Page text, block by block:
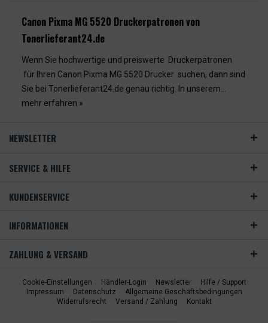
Canon Pixma MG 5520 Druckerpatronen von
Tonerlieferant24.de
Wenn Sie hochwertige und preiswerte Druckerpatronen
für Ihren Canon Pixma MG 5520 Drucker suchen, dann sind
Sie bei Tonerlieferant24.de genau richtig. In unserem...
mehr erfahren »
NEWSLETTER
SERVICE & HILFE
KUNDENSERVICE
INFORMATIONEN
ZAHLUNG & VERSAND
Cookie-Einstellungen Händler-Login Newsletter
Hilfe / Support
Impressum
Datenschutz
Allgemeine Geschäftsbedingungen
Widerrufsrecht
Versand / Zahlung Kontakt